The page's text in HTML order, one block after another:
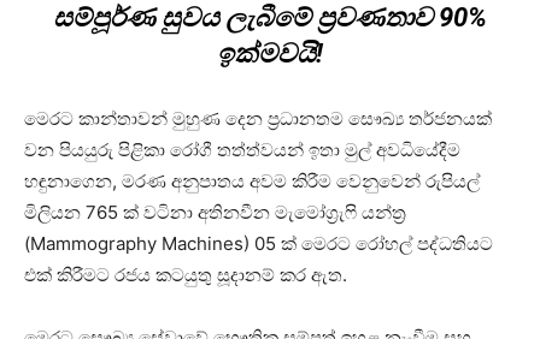
සම්පූර්ණ සුවය ලැබීමේ ප්‍රවණතාව 90%
ඉක්මවයි!
මෙරට කාන්තාවන් මුහුණ දෙන ප්‍රධානතම සෞඛ්‍ය තර්ජනයක්
වන පියයුරු පිළිකා රෝගී තත්ත්වයන් ඉතා මුල් අවධියේදීම
හඳුනාගෙන, මරණ අනුපාතය අවම කිරීම වෙනුවෙන් රුපියල්
මිලියන 765 ක් වටිනා අතිනවීන මැමෝග්‍රැෆි යන්ත්‍ර
(Mammography Machines) 05 ක් මෙරට රෝහල් පද්ධතියට
එක් කිරීමට රජය කටයුතු සූදානම් කර ඇත.